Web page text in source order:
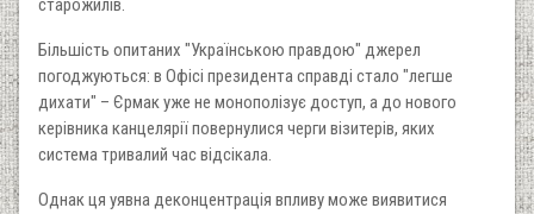
старожилів.
Більшість опитаних "Українською правдою" джерел
погоджуються: в Офісі президента справді стало "легше
дихати" – Єрмак уже не монополізує доступ, а до нового
керівника канцелярії повернулися черги візитерів, яких
система тривалий час відсікала.
Однак ця уявна деконцентрація впливу може виявитися